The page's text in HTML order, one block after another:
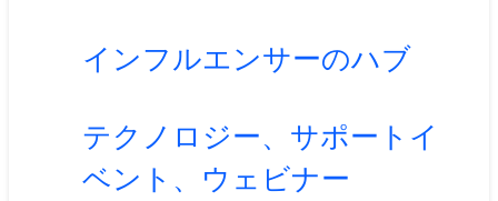
インフルエンサーのハブ
テクノロジー、サポートイ
ベント、ウェビナー